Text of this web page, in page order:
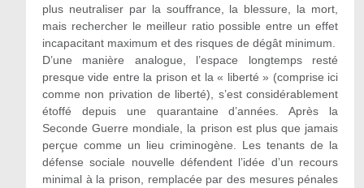
plus neutraliser par la souffrance, la blessure, la mort,
mais rechercher le meilleur ratio possible entre un effet
incapacitant maximum et des risques de dégât minimum.
D’une manière analogue, l’espace longtemps resté
presque vide entre la prison et la « liberté » (comprise ici
comme non privation de liberté), s’est considérablement
étoffé depuis une quarantaine d’années. Après la
Seconde Guerre mondiale, la prison est plus que jamais
perçue comme un lieu criminogène. Les tenants de la
défense sociale nouvelle défendent l’idée d’un recours
minimal à la prison, remplacée par des mesures pénales